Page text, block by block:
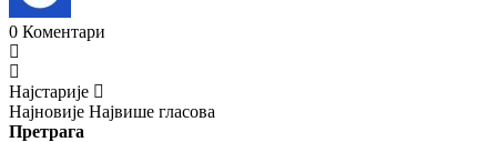
0 Коментари
Најстарије
Најновије Највише гласова
Претрага